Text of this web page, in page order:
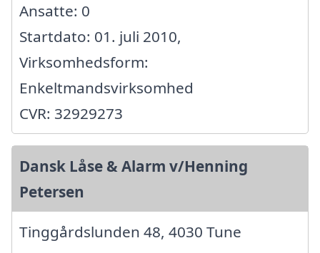
Ansatte: 0
Startdato: 01. juli 2010,
Virksomhedsform:
Enkeltmandsvirksomhed
CVR: 32929273
Dansk Låse & Alarm v/Henning
Petersen
Tinggårdslunden 48, 4030 Tune